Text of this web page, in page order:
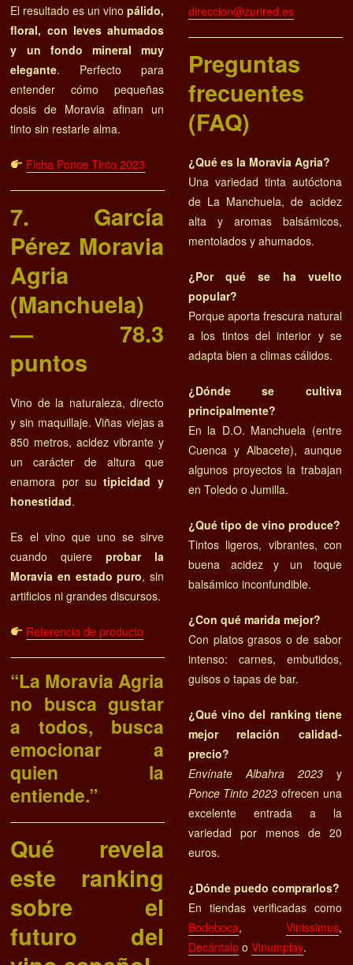
El resultado es un vinopálido,
floral, con leves ahumados
y un fondo mineral muy
elegante. Perfecto para
entender cómo pequeñas
dosis de Moravia afinan un
tinto sin restarle alma.
Ficha Ponce Tinto 2023
7. García
Pérez Moravia
Agria
(Manchuela)
— 78.3
puntos
Vino de la naturaleza, directo
y sin maquillaje. Viñas viejas a
850 metros, acidez vibrante y
un carácter de altura que
enamora por sutipicidad y
honestidad.
Es el vino que uno se sirve
cuando quiereprobar la
Moravia en estado puro, sin
artificios ni grandes discursos.
Referencia de producto
“La Moravia Agria
no busca gustar
a todos, busca
emocionar a
quien la
entiende.”
Qué revela
este ranking
sobre el
futuro del
direccion@zurired.es
Preguntas
frecuentes
(FAQ)
¿Qué es la Moravia Agria?
Una variedad tinta autóctona
de La Manchuela, de acidez
alta y aromas balsámicos,
mentolados y ahumados.
¿Por qué se ha vuelto
popular?
Porque aporta frescura natural
a los tintos del interior y se
adapta bien a climas cálidos.
¿Dónde se cultiva
principalmente?
En la D.O. Manchuela (entre
Cuenca y Albacete), aunque
algunos proyectos la trabajan
en Toledo o Jumilla.
¿Qué tipo de vino produce?
Tintos ligeros, vibrantes, con
buena acidez y un toque
balsámico inconfundible.
¿Con qué marida mejor?
Con platos grasos o de sabor
intenso: carnes, embutidos,
guisos o tapas de bar.
¿Qué vino del ranking tiene
mejor relación calidad-
precio?
Envínate Albahra 2023y
Ponce Tinto 2023ofrecen una
excelente entrada a la
variedad por menos de 20
euros.
¿Dónde puedo comprarlos?
En tiendas verificadas como
Bodeboca, Vinissimus,
Decántalo o Vinumplay.